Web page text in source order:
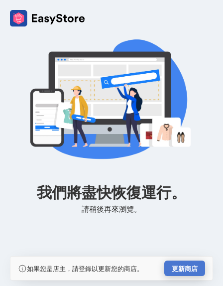
我們將盡快恢復運行。
請稍後再來瀏覽。
如果您是店主，請登錄以更新您的商店。 更新商店